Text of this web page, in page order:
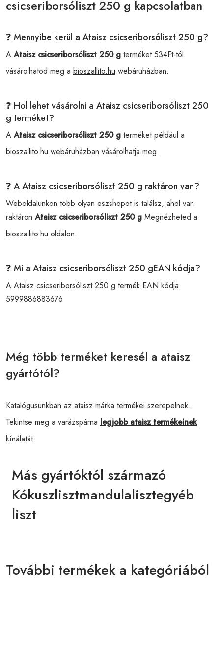
csicseriborsóliszt 250 g kapcsolatban
❓ Mennyibe kerül a Ataisz csicseriborsóliszt 250 g?
A Ataisz csicseriborsóliszt 250 g terméket 534Ft-tól
vásárolhatod meg a bioszallito.hu webáruházban.
❓ Hol lehet vásárolni a Ataisz csicseriborsóliszt 250
g terméket?
A Ataisz csicseriborsóliszt 250 g terméket például a
bioszallito.hu webáruházban vásárolhatja meg.
❓ A Ataisz csicseriborsóliszt 250 g raktáron van?
Weboldalunkon több olyan eszshopot is találsz, ahol van
raktáron Ataisz csicseriborsóliszt 250 g Megnézheted a
bioszallito.hu oldalon.
❓ Mi a Ataisz csicseriborsóliszt 250 gEAN kódja?
A Ataisz csicseriborsóliszt 250 g termék EAN kódja:
5999886883676
Még több terméket keresél a ataisz
gyártótól?
Katalógusunkban az ataisz márka termékei szerepelnek.
Tekintse meg a varázspárna legjobb ataisz termékeinek
kínálatát.
Más gyártóktól származó
Kókuszlisztmandulalisztegyéb
liszt
További termékek a kategóriából